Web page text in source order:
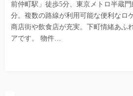
前仲町駅」徒歩5分、東京メトロ半蔵
分。複数の路線が利用可能な便利なロ
商店街や飲食店が充実。下町情緒あふ
アです。 物件…